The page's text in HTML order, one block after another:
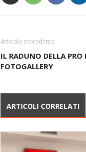
Articolo precedente
IL RADUNO DELLA PRO
FOTOGALLERY
ARTICOLI CORRELATI